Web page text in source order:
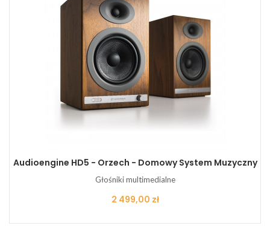
Audioengine HD5 - Orzech - Domowy System Muzyczny
Głośniki multimedialne
Cena
2 499,00 zł